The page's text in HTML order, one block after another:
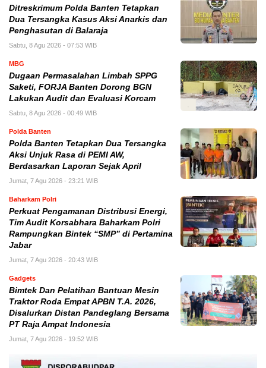
Ditreskrimum Polda Banten Tetapkan
Dua Tersangka Kasus Aksi Anarkis dan
Penghasutan di Balaraja
Sabtu, 8 Agu 2026 - 07:53 WIB
MBG
Dugaan Permasalahan Limbah SPPG
Saketi, FORJA Banten Dorong BGN
Lakukan Audit dan Evaluasi Korcam
Sabtu, 8 Agu 2026 - 00:49 WIB
Polda Banten
Polda Banten Tetapkan Dua Tersangka
Aksi Unjuk Rasa di PEMI AW,
Berdasarkan Laporan Sejak April
Jumat, 7 Agu 2026 - 23:21 WIB
Baharkam Polri
Perkuat Pengamanan Distribusi Energi,
Tim Audit Korsabhara Baharkam Polri
Rampungkan Bintek “SMP” di Pertamina
Jabar
Jumat, 7 Agu 2026 - 20:43 WIB
Gadgets
Bimtek Dan Pelatihan Bantuan Mesin
Traktor Roda Empat APBN T.A. 2026,
Disalurkan Distan Pandeglang Bersama
PT Raja Ampat Indonesia
Jumat, 7 Agu 2026 - 19:52 WIB